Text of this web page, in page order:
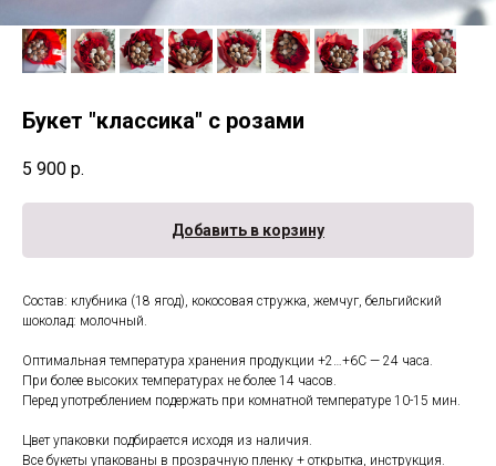
Букет "классика" с розами
5 900 р.
Добавить в корзину
Состав: клубника (18 ягод), кокосовая стружка, жемчуг, бельгийский
шоколад: молочный.
Оптимальная температура хранения продукции +2…+6С — 24 часа.
При более высоких температурах не более 14 часов.
Перед употреблением подержать при комнатной температуре 10-15 мин.
Цвет упаковки подбирается исходя из наличия.
Все букеты упакованы в прозрачную пленку + открытка, инструкция.